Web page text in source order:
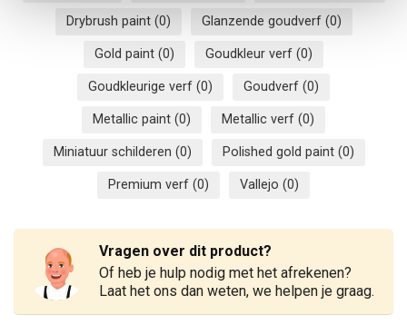
Drybrush paint (0) Glanzende goudverf (0)
Gold paint (0) Goudkleur verf (0)
Goudkleurige verf (0) Goudverf (0)
Metallic paint (0) Metallic verf (0)
Miniatuur schilderen (0) Polished gold paint (0)
Premium verf (0) Vallejo (0)
Vragen over dit product?
Of heb je hulp nodig met het afrekenen?
Laat het ons dan weten, we helpen je graag.